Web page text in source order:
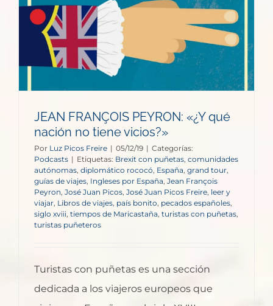
JEAN FRANÇOIS PEYRON: «¿Y qué
nación no tiene vicios?»
Por Luz Picos Freire | 05/12/19 | Categorías:
Podcasts | Etiquetas: Brexit con puñetas, comunidades
autónomas, diplomático rococó, España, grand tour,
guías de viajes, Ingleses por España, Jean François
Peyron, José Juan Picos, José Juan Picos Freire, leer y
viajar, Libros de viajes, país bonito, pecados españoles,
siglo xviii, tiempos de Maricastaña, turistas con puñetas,
turistas puñeteros
Turistas con puñetas es una sección
dedicada a los viajeros europeos que